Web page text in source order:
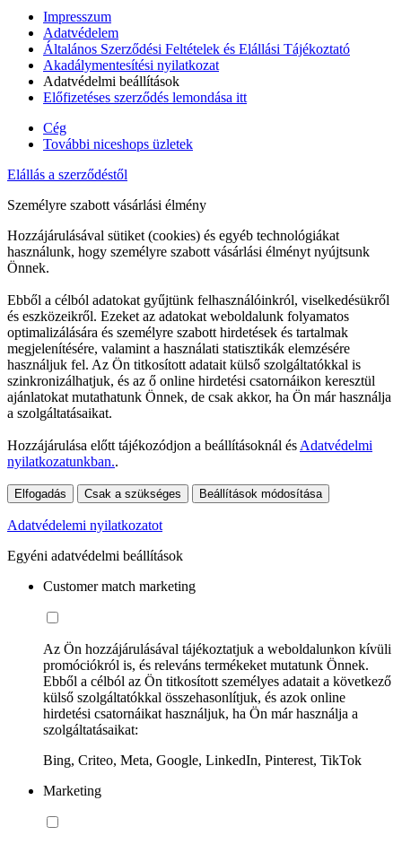
Impresszum
Adatvédelem
Általános Szerződési Feltételek és Elállási Tájékoztató
Akadálymentesítési nyilatkozat
Adatvédelmi beállítások
Előfizetéses szerződés lemondása itt
Cég
További niceshops üzletek
Elállás a szerződéstől
Személyre szabott vásárlási élmény
Hozzájárulásával sütiket (cookies) és egyéb technológiákat
használunk, hogy személyre szabott vásárlási élményt nyújtsunk
Önnek.
Ebből a célból adatokat gyűjtünk felhasználóinkról, viselkedésükről
és eszközeikről. Ezeket az adatokat weboldalunk folyamatos
optimalizálására és személyre szabott hirdetések és tartalmak
megjelenítésére, valamint a használati statisztikák elemzésére
használjuk fel. Az Ön titkosított adatait külső szolgáltatókkal is
szinkronizálhatjuk, és az ő online hirdetési csatornáikon keresztül
ajánlatokat mutathatunk Önnek, de csak akkor, ha Ön már használja
a szolgáltatásaikat.
Hozzájárulása előtt tájékozódjon a beállításoknál és Adatvédelmi
nyilatkozatunkban..
Elfogadás Csak a szükséges Beállítások módosítása
Adatvédelemi nyilatkozatot
Egyéni adatvédelmi beállítások
Customer match marketing
Az Ön hozzájárulásával tájékoztatjuk a weboldalunkon kívüli
promóciókról is, és releváns termékeket mutatunk Önnek.
Ebből a célból az Ön titkosított személyes adatait a következő
külső szolgáltatókkal összehasonlítjuk, és azok online
hirdetési csatornáikat használjuk, ha Ön már használja a
szolgáltatásaikat:
Bing, Criteo, Meta, Google, LinkedIn, Pinterest, TikTok
Marketing